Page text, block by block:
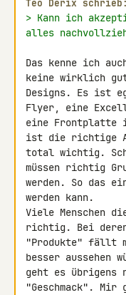
Teo Derix schrieb:
> Kann ich
alles
Das kenne ich
keine wirklich
Designs. Es ist
Flyer, eine
eine Frontplatte
ist die richtige
total wichtig.
müssen richtig
werden. So das
werden kann.
Viele Menschen
richtig. Bei
"Produkte" fällt
besser aussehen
geht es übrigens
"Geschmack".